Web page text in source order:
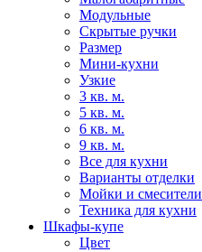
Модульные
Скрытые ручки
Размер
Мини-кухни
Узкие
3 кв. м.
5 кв. м.
6 кв. м.
9 кв. м.
Все для кухни
Варианты отделки
Мойки и смесители
Техника для кухни
Шкафы-купе
Цвет